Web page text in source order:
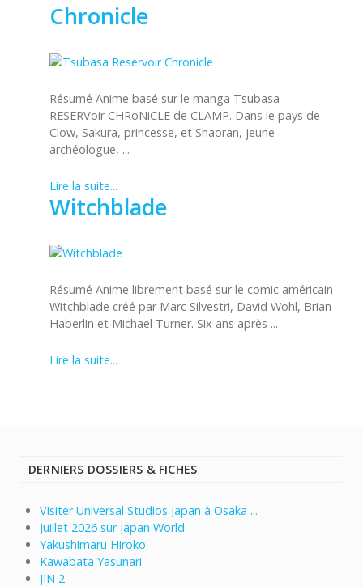
Chronicle
Résumé Anime basé sur le manga Tsubasa -
RESERVoir CHRoNiCLE de CLAMP. Dans le pays de
Clow, Sakura, princesse, et Shaoran, jeune
archéologue, ...
Lire la suite...
Witchblade
Résumé Anime librement basé sur le comic américain
Witchblade créé par Marc Silvestri, David Wohl, Brian
Haberlin et Michael Turner. Six ans après ...
Lire la suite...
DERNIERS DOSSIERS & FICHES
Visiter Universal Studios Japan à Osaka ...
Juillet 2026 sur Japan World
Yakushimaru Hiroko
Kawabata Yasunari
JIN 2